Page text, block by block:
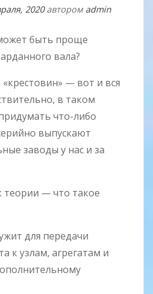
2020автором admin
быть проще
вала?
«крестовин» — вот и вся
в таком
что-либо
выпускают
заводы у нас и за
теории — что такое
для передачи
к узлам, агрегатам и